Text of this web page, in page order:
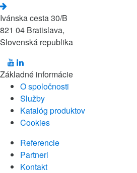
Ivánska cesta 30/B
821 04 Bratislava,
Slovenská republika
Základné informácie
O spoločnosti
Služby
Katalóg produktov
Cookies
Referencie
Partneri
Kontakt